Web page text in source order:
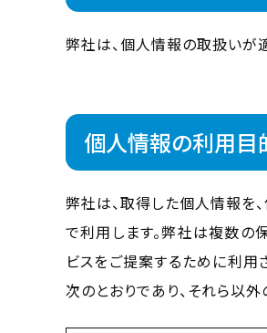
弊社は、個人情報の取扱いが
個人情報の利用目
弊社は、取得した個人情報を
で利用します。弊社は複数の
ビスをご提案するために利
次のとおりであり、それら以